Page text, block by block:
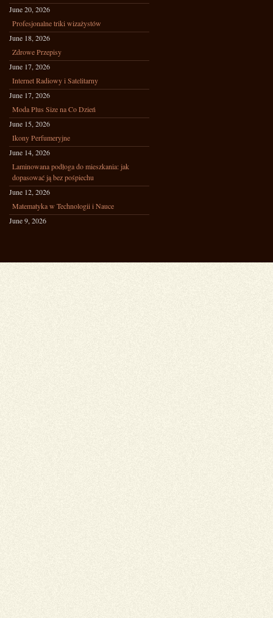
June 20, 2026
Profesjonalne triki wizażystów
June 18, 2026
Zdrowe Przepisy
June 17, 2026
Internet Radiowy i Satelitarny
June 17, 2026
Moda Plus Size na Co Dzień
June 15, 2026
Ikony Perfumeryjne
June 14, 2026
Laminowana podłoga do mieszkania: jak
dopasować ją bez pośpiechu
June 12, 2026
Matematyka w Technologii i Nauce
June 9, 2026